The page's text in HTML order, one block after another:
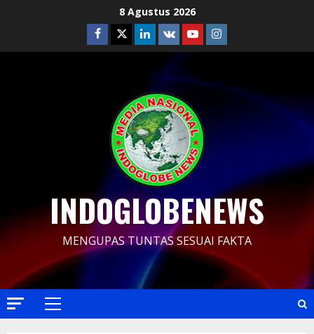
8 Agustus 2026
Facebook
TwitterLinkedin
VK YoutubeInstagram
INDOGLOBENEWS
MENGUPAS TUNTAS SESUAI FAKTA
Primary